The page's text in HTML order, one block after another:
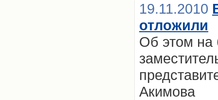
19.11.2010
отложили
Об этом на
Акимова